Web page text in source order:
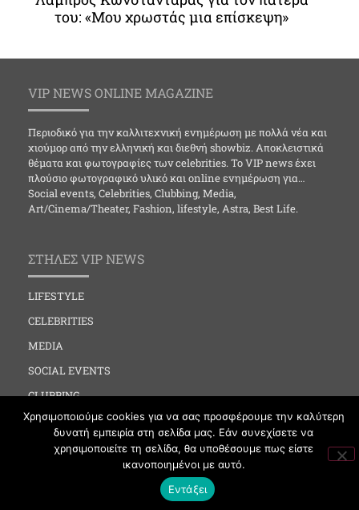
του: «Μου χρωστάς μια επίσκεψη»
VIP NEWS ONLINE MAGAZINE
Περιοδικό για την καλλιτεχνική ενημέρωση με πολλά νέα και
χιούμορ από την ελληνική και διεθνή showbiz. Αποκλειστικά
θέματα και φωτογραφίες των celebrities. Το VIP news έχει
πλούσιο φωτογραφικό υλικό και online ενημέρωση για…
Social events, Celebrities, Clubbing, Media,
Art/Cinema/Theater, Fashion, lifestyle, Astra, Best Life.
ΣΤΗΛΕΣ VIP NEWS
LIFESTYLE
CELEBRITIES
MEDIA
SOCIAL EVENTS
CLUBBING
FASHION
NEWS
Χρησιμοποιούμε cookies για να σας προσφέρουμε την καλύτερη
δυνατή εμπειρία στη σελίδα μας. Εάν συνεχίσετε να
χρησιμοποιείτε τη σελίδα, θα υποθέσουμε πως είστε
ικανοποιημένοι με αυτό.
Εντάξει